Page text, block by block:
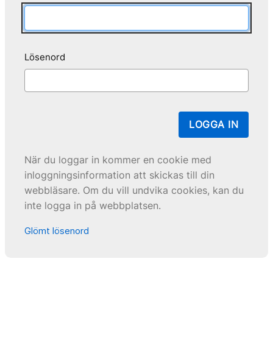
Lösenord
LOGGA IN
När du loggar in kommer en cookie med
inloggningsinformation att skickas till din
webbläsare. Om du vill undvika cookies, kan du
inte logga in på webbplatsen.
Glömt lösenord